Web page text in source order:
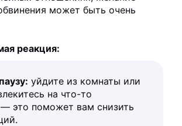
может быть очень
реакция:
уйдите из комнаты или
на что-то
это поможет вам снизить